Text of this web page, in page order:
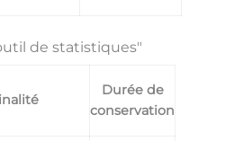
de statistiques"
Durée de
conservation